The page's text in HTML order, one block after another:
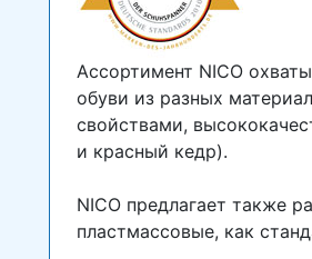
Ассортимент NICO
обуви из разных
свойствами,
и красный кедр).
NICO предлагает также
пластмассовые, как